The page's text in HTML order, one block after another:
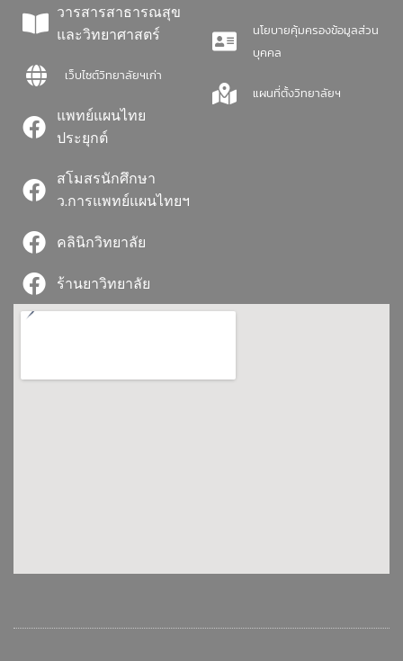
วารสารสาธารณสุข
และวิทยาศาสตร์
เว็บไซต์วิทยาลัยฯเก่า
แพทย์แผนไทย
ประยุกต์
สโมสรนักศึกษา
ว.การแพทย์แผนไทยฯ
คลินิกวิทยาลัย
ร้านยาวิทยาลัย
นโยบายคุ้มครองข้อมูลส่วน
บุคคล
แผนที่ตั้งวิทยาลัยฯ